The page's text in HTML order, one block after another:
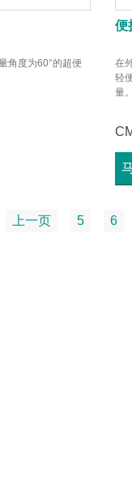
角度为60°的超便
便
在
轻
量。
上一页 5 6